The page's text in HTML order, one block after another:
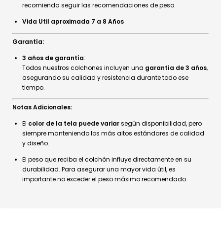
recomienda seguir las recomendaciones de peso.
Vida Util aproximada 7 a 8 Años
Garantía:
3 años de garantía:
Todos nuestros colchones incluyen una garantía de 3 años,
asegurando su calidad y resistencia durante todo ese
tiempo.
Notas Adicionales:
El color de la tela puede variarsegún disponibilidad, pero
siempre manteniendo los más altos estándares de calidad
y diseño.
El peso que reciba el colchón influye directamente en su
durabilidad. Para asegurar una mayor vida útil, es
importante no exceder el peso máximo recomendado.